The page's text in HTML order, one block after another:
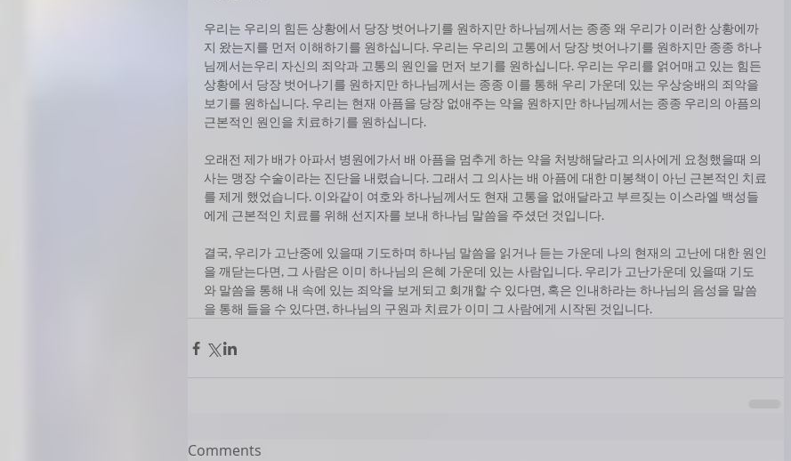
우리는 우리의 힘든 상황에서 당장 벗어나기를 원하지만 하나님께서는 종종 왜 우리가 이러한 상황에까
지 왔는지를 먼저 이해하기를 원하십니다. 우리는 우리의 고통에서 당장 벗어나기를 원하지만 종종 하나
님께서는우리 자신의 죄악과 고통의 원인을 먼저 보기를 원하십니다. 우리는 우리를 얽어매고 있는 힘든
상황에서 당장 벗어나기를 원하지만 하나님께서는 종종 이를 통해 우리 가운데 있는 우상숭배의 죄악을
보기를 원하십니다. 우리는 현재 아픔을 당장 없애주는 약을 원하지만 하나님께서는 종종 우리의 아픔의
근본적인 원인을 치료하기를 원하십니다.
오래전 제가 배가 아파서 병원에가서 배 아픔을 멈추게 하는 약을 처방해달라고 의사에게 요청했을때 의
사는 맹장 수술이라는 진단을 내렸습니다. 그래서 그 의사는 배 아픔에 대한 미봉책이 아닌 근본적인 치료
를 제게 했었습니다. 이와같이 여호와 하나님께서도 현재 고통을 없애달라고 부르짖는 이스라엘 백성들
에게 근본적인 치료를 위해 선지자를 보내 하나님 말씀을 주셨던 것입니다.
결국, 우리가 고난중에 있을때 기도하며 하나님 말씀을 읽거나 듣는 가운데 나의 현재의 고난에 대한 원인
을 깨닫는다면, 그 사람은 이미 하나님의 은혜 가운데 있는 사람입니다. 우리가 고난가운데 있을때 기도
와 말씀을 통해 내 속에 있는 죄악을 보게되고 회개할 수 있다면, 혹은 인내하라는 하나님의 음성을 말씀
을 통해 들을 수 있다면, 하나님의 구원과 치료가 이미 그 사람에게 시작된 것입니다.
Comments